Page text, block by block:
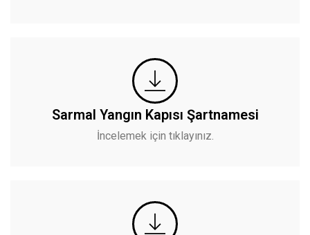
Sarmal Yangın Kapısı Şartnamesi
İncelemek için tıklayınız.